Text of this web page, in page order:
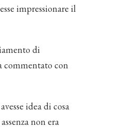
impressionare il
di
commentato con
idea di cosa
non era